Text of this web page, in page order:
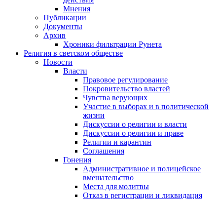
Мнения
Публикации
Документы
Архив
Хроники фильтрации Рунета
Религия в светском обществе
Новости
Власти
Правовое регулирование
Покровительство властей
Чувства верующих
Участие в выборах и в политической
жизни
Дискуссии о религии и власти
Дискуссии о религии и праве
Религии и карантин
Соглашения
Гонения
Административное и полицейское
вмешательство
Места для молитвы
Отказ в регистрации и ликвидация